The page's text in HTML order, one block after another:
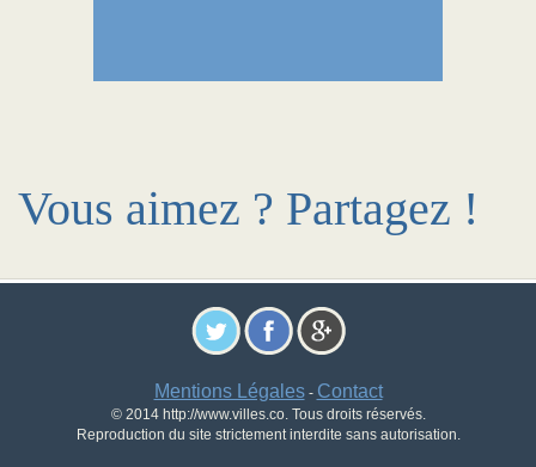
Vous aimez ? Partagez !
Mentions Légales- Contact
© 2014 http://www.villes.co. Tous droits réservés.
Reproduction du site strictement interdite sans autorisation.